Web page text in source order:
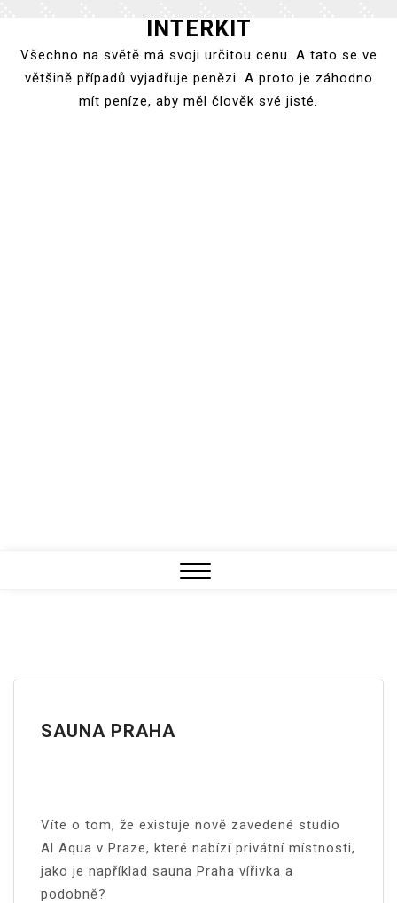
content
INTERKIT
Všechno na světě má svoji určitou cenu. A tato se ve
většině případů vyjadřuje penězi. A proto je záhodno
mít peníze, aby měl člověk své jisté.
SAUNA PRAHA
Víte o tom, že existuje nově zavedené studio
Al Aqua v Praze, které nabízí privátní místnosti,
jako je například sauna Praha vířivka a
podobně?